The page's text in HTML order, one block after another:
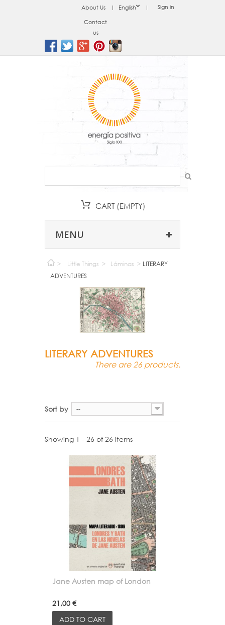
Sign in
English
About Us
Contact
us
CART (EMPTY)
MENU
> Little Things > Láminas > LITERARY
ADVENTURES
LITERARY ADVENTURES
There are 26 products.
Sort by --
Showing 1 - 26 of 26 items
Jane Austen map of London
21,00 €
ADD TO CART